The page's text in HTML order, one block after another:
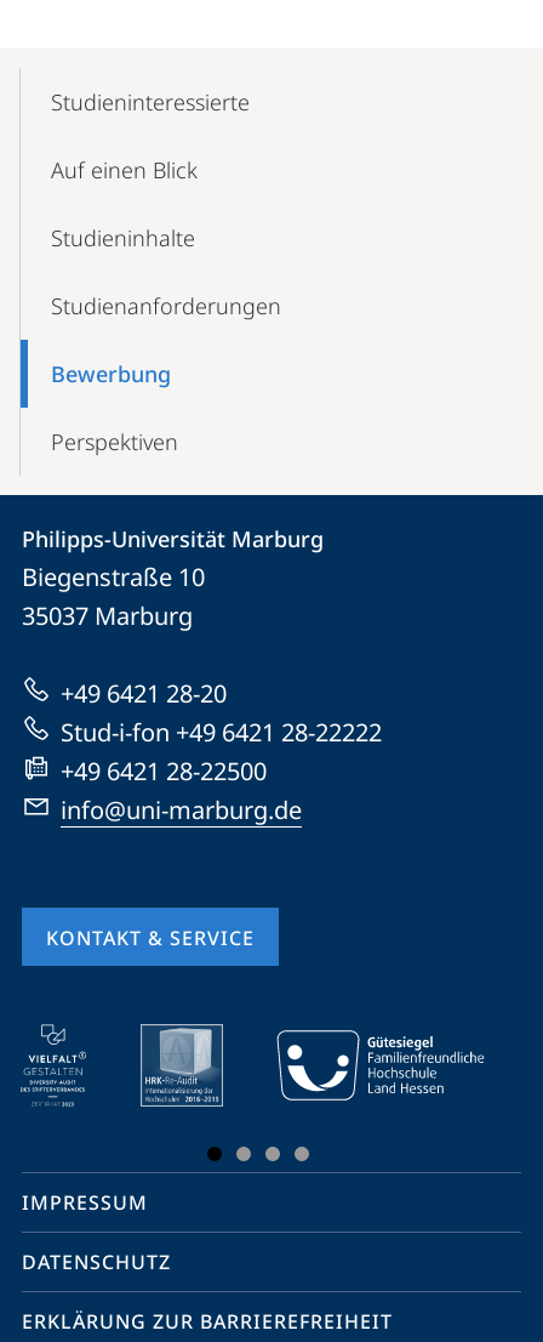
NavigationStudieninteressierte
Auf einen Blick
Studieninhalte
Studien­anforderungen
Bewerbung
Perspektiven
Kontakt
und
Informationen
zur
Website
Kontaktinformationen
Philipps-
Universität
Marburg
Philipps-Universität Marburg
Biegenstraße 10
35037 Marburg
+49 6421 28-20
Stud-i-fon +49 6421 28-22222
+49 6421 28-22500
info@uni-marburg.de
KONTAKT & SERVICE
Mobile-
Service-
Navigation
Social
Media
Kontakte
IMPRESSUM
DATENSCHUTZ
ERKLÄRUNG ZUR BARRIEREFREIHEIT